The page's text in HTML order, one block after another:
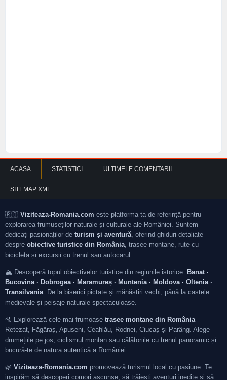
ACASA STATISTICI ULTIMELE COMENTARII
SITEMAP XML
🇷🇴 Viziteaza-Romania.com este platforma ta de referință pentru
explorarea frumuseților naturale și culturale ale României. Suntem
dedicați pasionaților de turism și aventură, oferind ghiduri detaliate
despre obiective turistice din România, trasee montane, rute cu
bicicleta și excursii cu trenul sau autocarul.
🏔️ Descoperă topul obiectivelor turistice din regiunile istorice: Banat ·
Bucovina · Dobrogea · Maramureș · Muntenia · Moldova · Oltenia ·
Transilvania. De la biserici pictate și mănăstiri vechi, până la castele
medievale și peisaje naturale spectaculoase.
🚵 Explorează cele mai frumoase trasee montane din România—
Retezat, Făgăraș, Apuseni, Ceahlău, Rodnei, Ciucaș și Parâng. Alege
drumețiile pe jos, ciclismul montan sau călătoriile cu trenul panoramic și
bucură-te de natura autentică a României.
🌿 Viziteaza-Romania.com promovează turismul local cu pasiune. Te
inspirăm să descoperi comori ascunse, să trăiești aventuri inedite și să